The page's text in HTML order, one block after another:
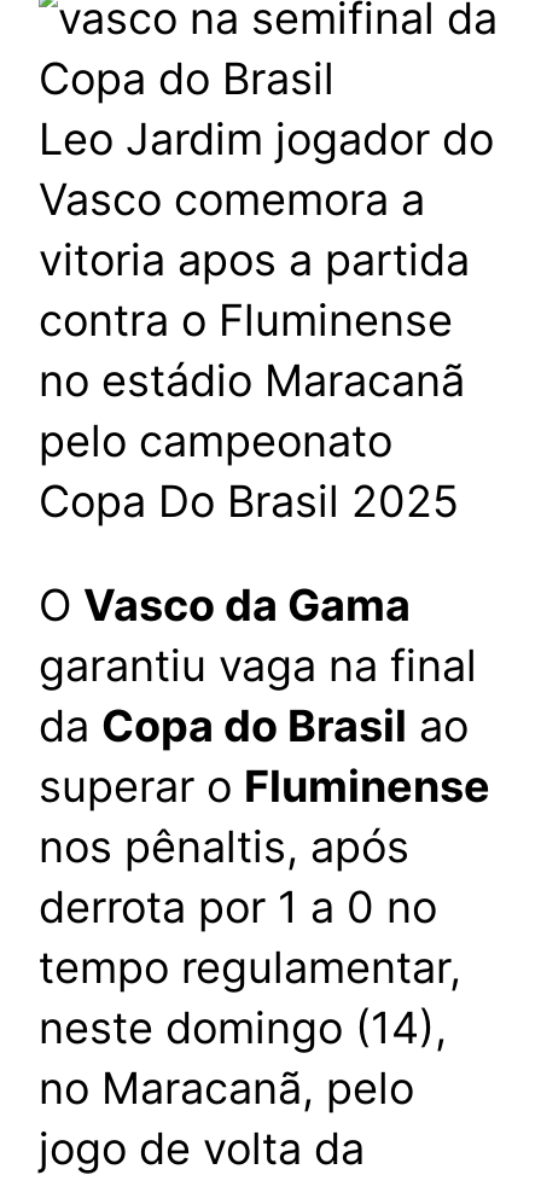
Leo Jardim jogador do
Vasco comemora a
vitoria apos a partida
contra o Fluminense
no estádio Maracanã
pelo campeonato
Copa Do Brasil 2025
O Vasco da Gama
garantiu vaga na final
da Copa do Brasil ao
superar o Fluminense
nos pênaltis, após
derrota por 1 a 0 no
tempo regulamentar,
neste domingo (14),
no Maracanã, pelo
jogo de volta da